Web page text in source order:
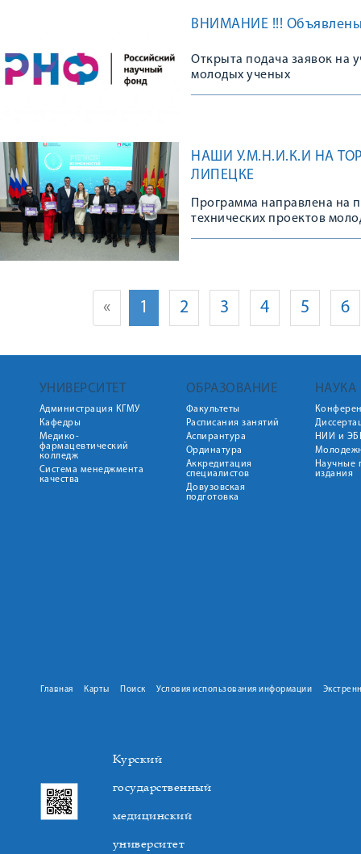
ВНИМАНИЕ !!! Объявлены
Открыта подача заявок на
молодых ученых
НАШИ У.М.Н.И.К.И НА
ЛИПЕЦКЕ
Программа направлена на
технических проектов
« 1 2 3 4 5 6
УНИВЕРСИТЕТ
Администрация КГМУ
Кафедры
Медико-
фармацевтический
колледж
Система менеджмента
качества
ОБРАЗОВАНИЕ
Факультеты
Расписания занятий
Аспирантура
Ординатура
Аккредитация
специалистов
Довузовская
подготовка
НАУКА
НИИ и
Научные
издания
Главная Карты Поиск Условия использования информации
Курский
государственный
медицинский
университет